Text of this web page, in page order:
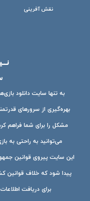
نقش آفرینی
به تنها سایت دانلود
بهره‌گیری از سرورهای
مشکل را برای شما فراهم
می‌توانید به راحتی به
این سایت پیروی قوانین
پیدا شود که خلاف قوانین
برای دریافت